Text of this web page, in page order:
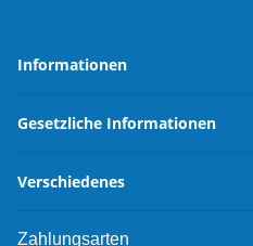
Informationen
Gesetzliche Informationen
Verschiedenes
Zahlungsarten